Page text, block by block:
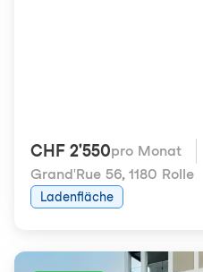
CHF 2'550pro Monat
Grand'Rue 56, 1180 Rolle
Ladenfläche